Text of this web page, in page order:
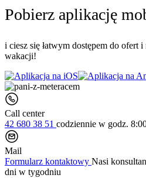
Pobierz aplikację
i ciesz się łatwym dostępem do ofert
wakacji!
Call center
42 680 38 51 codziennie w godz.
Mail
Formularz kontaktowy Nasi
dni w tygodniu